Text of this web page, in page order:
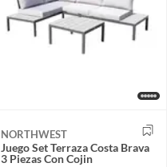
NORTHWEST
Juego Set Terraza Costa Brava
3 Piezas Con Cojin